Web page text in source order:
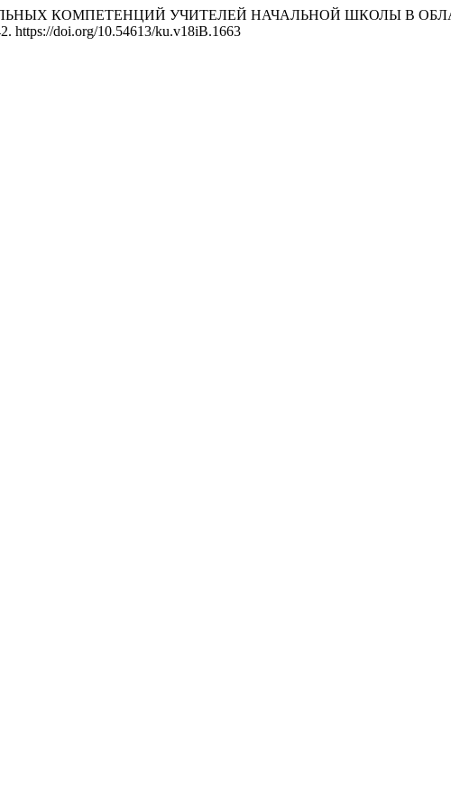
КОМПЕТЕНЦИЙ УЧИТЕЛЕЙ НАЧАЛЬНОЙ ШКОЛЫ В
https://doi.org/10.54613/ku.v18iB.1663